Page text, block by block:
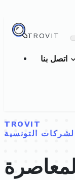
TROVIT
TROVIT
التونسية